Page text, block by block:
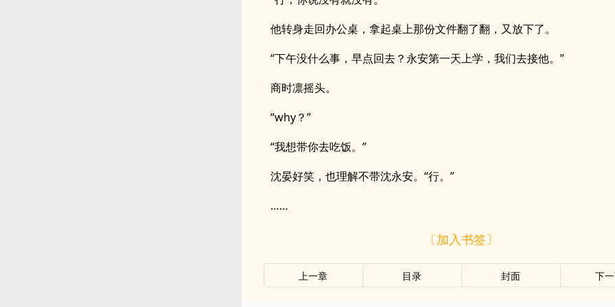
他转身走回办公桌，拿起桌上那份文件翻了翻，又放下了。
“下午没什么事，早点回去？永安第一天上学，我们去接他。”
商时凛摇头。
“why？”
“我想带你去吃饭。”
沈晏好笑，也理解不带沈永安。“行。”
……
〔加入书签〕
上一章 目录 封面 下